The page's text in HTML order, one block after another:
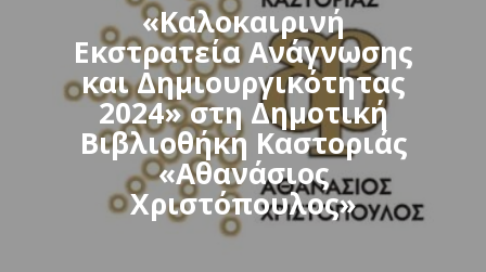
«Καλοκαιρινή
Εκστρατεία Ανάγνωσης
και Δημιουργικότητας
2024» στη Δημοτική
Βιβλιοθήκη Καστοριάς
«Αθανάσιος
Χριστόπουλος»